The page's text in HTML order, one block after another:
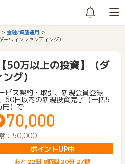
金融/資産運用
ウィンファンディング）
万以上の投資】（ダ
グ）
ビス契約・取引、新規会員登録
60日以内の新規投資完了（一括5
円）で
70,000
：50,000
ポイントUP中
あと 22日 8時間 20分 27秒